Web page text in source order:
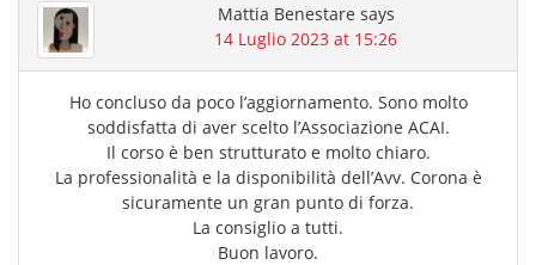
Mattia Benestare says
14 Luglio 2023 at 15:26
Ho concluso da poco l’aggiornamento. Sono molto
soddisfatta di aver scelto l’Associazione ACAI.
Il corso è ben strutturato e molto chiaro.
La professionalità e la disponibilità dell’Avv. Corona è
sicuramente un gran punto di forza.
La consiglio a tutti.
Buon lavoro.